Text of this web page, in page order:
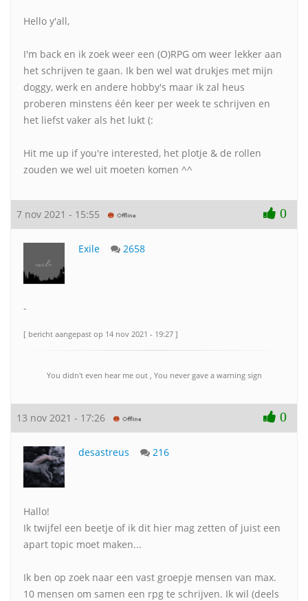
Hello y'all,
I'm back en ik zoek weer een (O)RPG om weer lekker aan
het schrijven te gaan. Ik ben wel wat drukjes met mijn
doggy, werk en andere hobby's maar ik zal heus
proberen minstens één keer per week te schrijven en
het liefst vaker als het lukt (:
Hit me up if you're interested, het plotje & de rollen
zouden we wel uit moeten komen ^^
7 nov 2021 - 15:55 0
Exile 2658
-
[ bericht aangepast op 14 nov 2021 - 19:27 ]
You didn't even hear me out , You never gave a warning sign
13 nov 2021 - 17:26 0
desastreus 216
Hallo!
Ik twijfel een beetje of ik dit hier mag zetten of juist een
apart topic moet maken...
Ik ben op zoek naar een vast groepje mensen van max.
10 mensen om samen een rpg te schrijven. Ik wil (deels